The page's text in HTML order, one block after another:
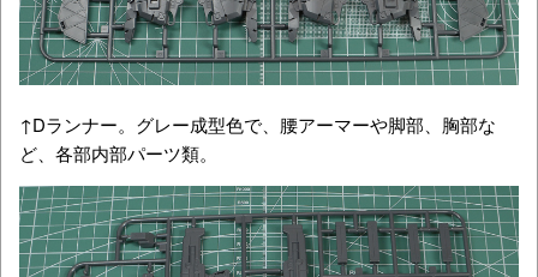
↑Dランナー。グレー成型色で、腰アーマーや脚部、胸部な
ど、各部内部パーツ類。